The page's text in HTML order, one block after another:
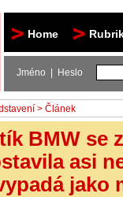
Home
Jméno | Heslo
> Článek
BMW se
asi
jako